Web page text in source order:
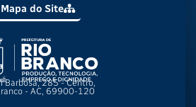
Mapa do Site
Barbosa, 285 - Centro,
- AC, 69900-120